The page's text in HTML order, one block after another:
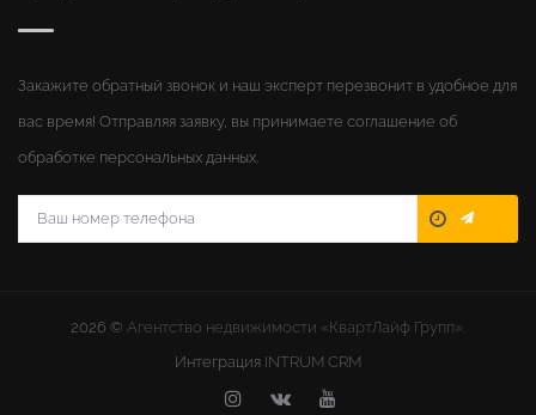
Закажите обратный звонок и наш эксперт перезвонит в удобное для
вас время! Отправляя заявку, вы принимаете соглашение об
обработке персональных данных.
2026 © Агентство недвижимости «КвартЛайф Групп».
Интеграция INTRUM CRM